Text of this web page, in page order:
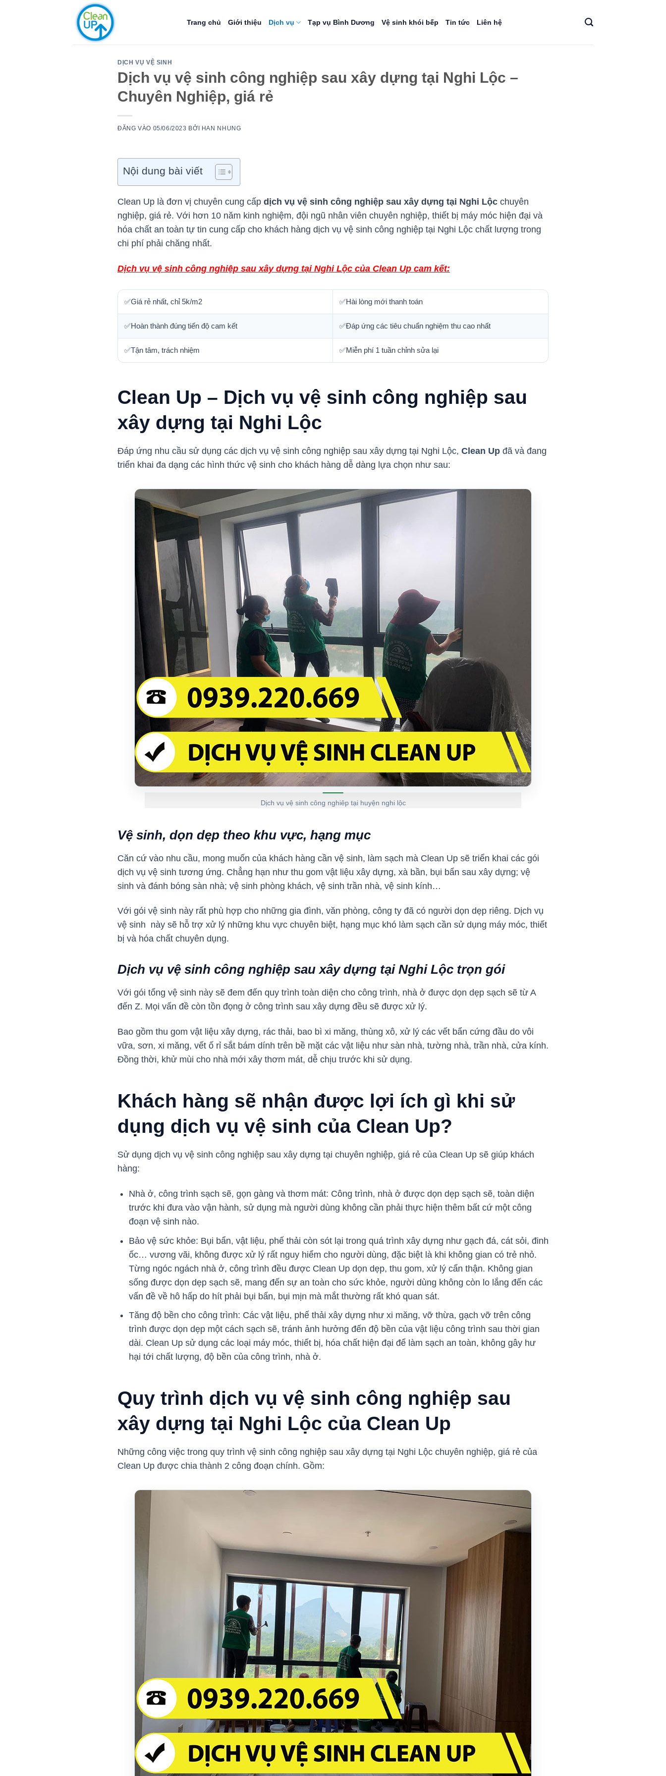
Trang chủ Giới thiệu Dịch vụ Tạp vụ Bình Dương Vệ sinh khói bếp Tin tức Liên hệ
DỊCH VỤ VỆ SINH
Dịch vụ vệ sinh công nghiệp sau xây dựng tại Nghi Lộc –
Chuyên Nghiệp, giá rẻ
ĐĂNG VÀO 05/06/2023 BỞI HAN NHUNG
Nội dung bài viết
Clean Up là đơn vị chuyên cung cấp dịch vụ vệ sinh công nghiệp sau xây dựng tại Nghi Lộc chuyên
nghiệp, giá rẻ. Với hơn 10 năm kinh nghiệm, đội ngũ nhân viên chuyên nghiệp, thiết bị máy móc hiện đại và
hóa chất an toàn tự tin cung cấp cho khách hàng dịch vụ vệ sinh công nghiệp tại Nghi Lộc chất lượng trong
chi phí phải chăng nhất.
Dịch vụ vệ sinh công nghiệp sau xây dựng tại Nghi Lộc của Clean Up cam kết:
✅Giá rẻ nhất, chỉ 5k/m2 ✅Hài lòng mới thanh toán
✅Hoàn thành đúng tiến độ cam kết ✅Đáp ứng các tiêu chuẩn nghiệm thu cao nhất
✅Tận tâm, trách nhiệm ✅Miễn phí 1 tuần chỉnh sửa lại
Clean Up – Dịch vụ vệ sinh công nghiệp sau
xây dựng tại Nghi Lộc
Đáp ứng nhu cầu sử dụng các dịch vụ vệ sinh công nghiệp sau xây dựng tại Nghi Lộc, Clean Up đã và đang
triển khai đa dạng các hình thức vệ sinh cho khách hàng dễ dàng lựa chọn như sau:
Dịch vụ vệ sinh công nghiêp tại huyện nghi lộc
Vệ sinh, dọn dẹp theo khu vực, hạng mục
Căn cứ vào nhu cầu, mong muốn của khách hàng cần vệ sinh, làm sạch mà Clean Up sẽ triển khai các gói
dịch vụ vệ sinh tương ứng. Chẳng hạn như thu gom vật liệu xây dựng, xà bần, bụi bẩn sau xây dựng; vệ
sinh và đánh bóng sàn nhà; vệ sinh phòng khách, vệ sinh trần nhà, vệ sinh kính…
Với gói vệ sinh này rất phù hợp cho những gia đình, văn phòng, công ty đã có người dọn dẹp riêng. Dịch vụ
vệ sinh này sẽ hỗ trợ xử lý những khu vực chuyên biệt, hạng mục khó làm sạch cần sử dụng máy móc, thiết
bị và hóa chất chuyên dụng.
Dịch vụ vệ sinh công nghiệp sau xây dựng tại Nghi Lộc trọn gói
Với gói tổng vệ sinh này sẽ đem đến quy trình toàn diện cho công trình, nhà ở được dọn dẹp sạch sẽ từ A
đến Z. Mọi vấn đề còn tồn đọng ở công trình sau xây dựng đều sẽ được xử lý.
Bao gồm thu gom vật liệu xây dựng, rác thải, bao bì xi măng, thùng xô, xử lý các vết bẩn cứng đầu do vôi
vữa, sơn, xi măng, vết ố rỉ sắt bám dính trên bề mặt các vật liệu như sàn nhà, tường nhà, trần nhà, cửa kính.
Đồng thời, khử mùi cho nhà mới xây thơm mát, dễ chịu trước khi sử dụng.
Khách hàng sẽ nhận được lợi ích gì khi sử
dụng dịch vụ vệ sinh của Clean Up?
Sử dụng dịch vụ vệ sinh công nghiệp sau xây dựng tại chuyên nghiệp, giá rẻ của Clean Up sẽ giúp khách
hàng:
Nhà ở, công trình sạch sẽ, gọn gàng và thơm mát: Công trình, nhà ở được dọn dẹp sạch sẽ, toàn diện
trước khi đưa vào vận hành, sử dụng mà người dùng không cần phải thực hiện thêm bất cứ một công
đoạn vệ sinh nào.
Bảo vệ sức khỏe: Bụi bẩn, vật liệu, phế thải còn sót lại trong quá trình xây dựng như gạch đá, cát sỏi, đinh
ốc… vương vãi, không được xử lý rất nguy hiểm cho người dùng, đặc biệt là khi không gian có trẻ nhỏ.
Từng ngóc ngách nhà ở, công trình đều được Clean Up dọn dẹp, thu gom, xử lý cẩn thận. Không gian
sống được dọn dẹp sạch sẽ, mang đến sự an toàn cho sức khỏe, người dùng không còn lo lắng đến các
vấn đề về hô hấp do hít phải bụi bẩn, bụi mịn mà mắt thường rất khó quan sát.
Tăng độ bền cho công trình: Các vật liệu, phế thải xây dựng như xi măng, vỡ thừa, gạch vỡ trên công
trình được dọn dẹp một cách sạch sẽ, tránh ảnh hưởng đến độ bền của vật liệu công trình sau thời gian
dài. Clean Up sử dụng các loại máy móc, thiết bị, hóa chất hiện đại để làm sạch an toàn, không gây hư
hại tới chất lượng, độ bền của công trình, nhà ở.
Quy trình dịch vụ vệ sinh công nghiệp sau
xây dựng tại Nghi Lộc của Clean Up
Những công việc trong quy trình vệ sinh công nghiệp sau xây dựng tại Nghi Lộc chuyên nghiệp, giá rẻ của
Clean Up được chia thành 2 công đoạn chính. Gồm: